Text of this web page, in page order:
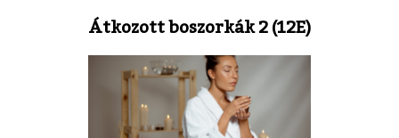
Átkozott boszorkák 2 (12E)